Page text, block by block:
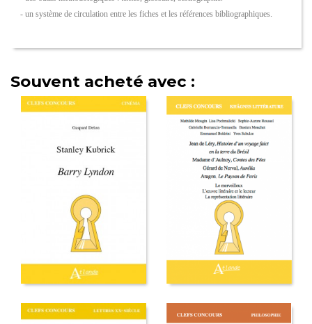
- un système de circulation entre les fiches et les références bibliographiques.
Souvent acheté avec :